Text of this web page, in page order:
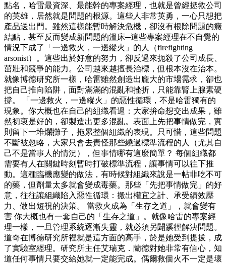
點名，哈雷最資深、最能幹的專案經理，也就是曾經拯救公司
的英雄，居然就是問題的根源。這些人非常英勇，一心只想把
產品送出門。雖然這樣能暫時解決危機，卻沒有根除問題的癥
結點，甚至反而變成新問題的溫床─這些專案經理在不自覺的
情況下成了「一邊救火，一邊縱火」的人（firefighting
arsonist）。這些出於好意的努力，卻反過來扼殺了公司成長、
茁壯和競爭的能力。公司越來越擅長治標，但根本沒在治本。
就像博德研究所一樣，哈雷雖然創造出龐大的市場需求，卻也
把自己推向陷阱，面對滿滿的混亂和挫折，只能靠腎上腺素硬
撐。 「一邊救火，一邊縱火」的惡性循環，不是哈雷獨有的
現象。你大概也在自己的組織看過：大家拚命想交出成果，雖
然初衷是好的，卻製造出更多混亂。表面上先把事情做完，實
則留下一堆爛攤子，拖累整個組織的表現。只可惜，這些問題
不斷被忽略，大家只會去責怪那些繞過標準流程的人（尤其自
己不是當事人的情況），但事情哪有這麼簡單？ 每個組織都
需要有人在關鍵時刻暫時打破標準流程，讓事情可以往下推
動。這種臨機應變的做法，有時候對組織來說是一帖非吃不可
的藥，但劑量太多就會變成毒藥。那些「先把事情做完」的好
意，往往讓組織陷入惡性循環：搬出權宜之計、承受績效壓
力、做出短視的決策。 當救火成為「生存之道」，就會變有
害 你大概也有一套自己的「生存之道」。就像哈雷的專案經
理一樣，一旦管理系統逐漸失靈，就必須另闢蹊徑解決問題。
道奇在博德研究所裡就是這方面的高手，於是她受到提拔，成
了實驗室經理。研究所主任艾瑞克．蘭德對她非常有信心，知
道任何事情只要交給她就一定能完成。偶爾救個火不一定是壞